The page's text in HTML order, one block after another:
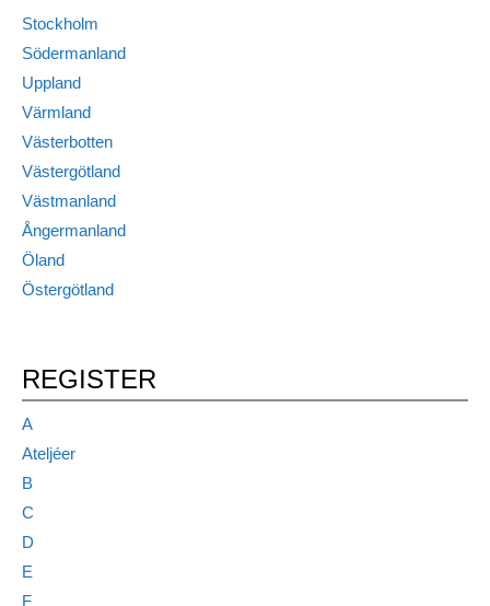
Stockholm
Södermanland
Uppland
Värmland
Västerbotten
Västergötland
Västmanland
Ångermanland
Öland
Östergötland
REGISTER
A
Ateljéer
B
C
D
E
F